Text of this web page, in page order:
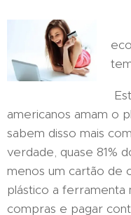
americanos amam o
sabem disso mais
verdade, quase 81%
menos um cartão de
plástico a ferramenta
compras e pagar